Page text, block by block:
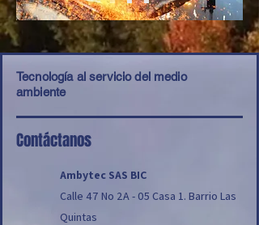
Tecnología al servicio del medio
ambiente
Contáctanos
Ambytec SAS BIC
Calle 47 No 2A - 05 Casa 1. Barrio Las
Quintas